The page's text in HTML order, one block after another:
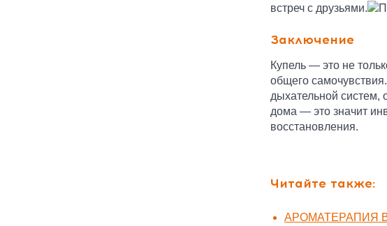
встреч с друзьями.
Заключение
Купель — это не
общего
дыхательной систем,
дома — это значит
восстановления.
Читайте также:
АРОМАТЕРАПИЯ